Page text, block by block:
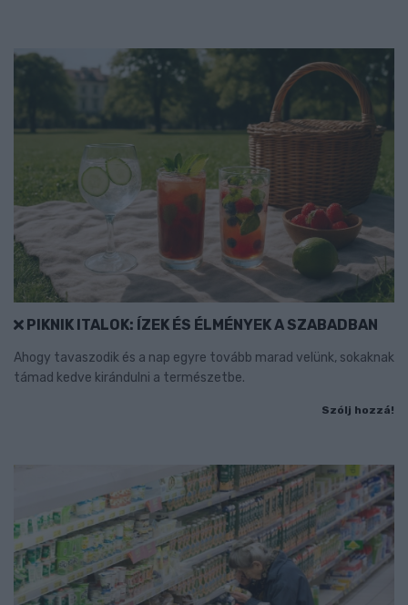
PIKNIK ITALOK: ÍZEK ÉS ÉLMÉNYEK A SZABADBAN
Ahogy tavaszodik és a nap egyre tovább marad velünk, sokaknak
támad kedve kirándulni a természetbe.
Szólj hozzá!